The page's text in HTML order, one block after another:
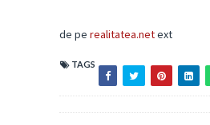
de pe realitatea.netext
TAGS